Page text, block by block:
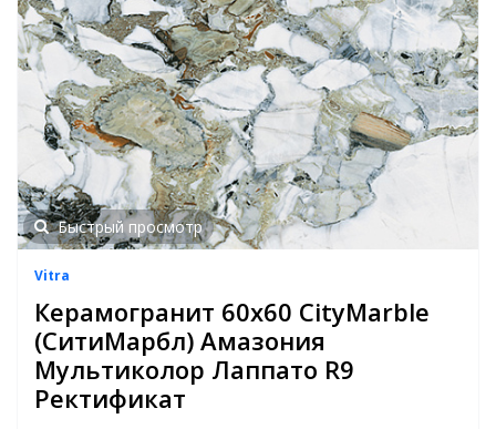
Быстрый просмотр
Vitra
Керамогранит 60х60 CityMarble
(СитиМарбл) Амазония
Мультиколор Лаппато R9
Ректификат